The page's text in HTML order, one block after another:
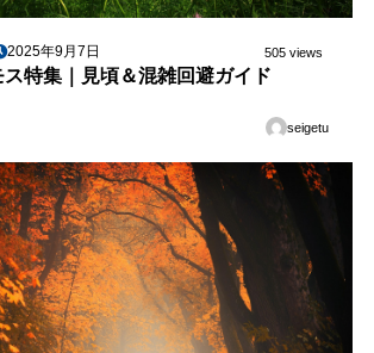
2025年9月7日 505 views
特集｜見頃＆混雑回避ガイド
seigetu